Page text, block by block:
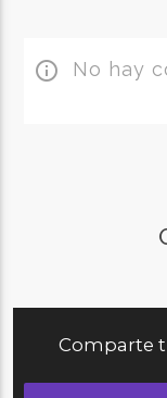
info_outline No hay
Comparte